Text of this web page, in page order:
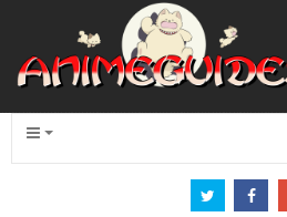
Panneau de gestion des cookies